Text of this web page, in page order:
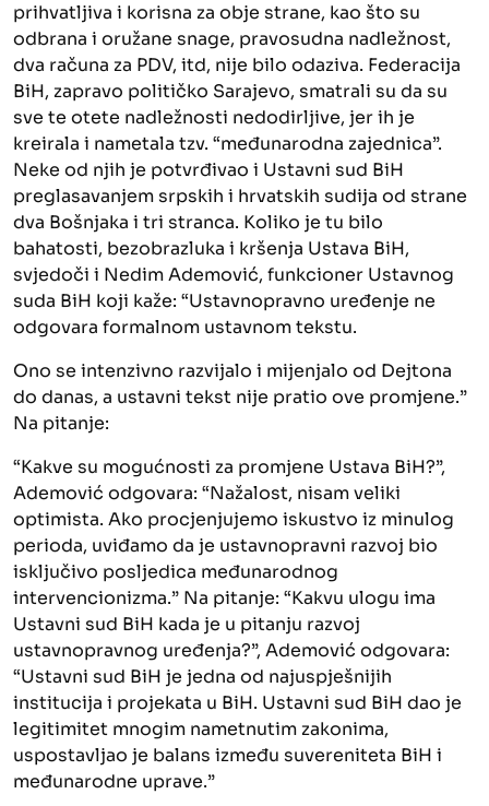
prihvatljiva i korisna za obje strane, kao što su
odbrana i oružane snage, pravosudna nadležnost,
dva računa za PDV, itd, nije bilo odaziva. Federacija
BiH, zapravo političko Sarajevo, smatrali su da su
sve te otete nadležnosti nedodirljive, jer ih je
kreirala i nametala tzv. “međunarodna zajednica”.
Neke od njih je potvrđivao i Ustavni sud BiH
preglasavanjem srpskih i hrvatskih sudija od strane
dva Bošnjaka i tri stranca. Koliko je tu bilo
bahatosti, bezobrazluka i kršenja Ustava BiH,
svjedoči i Nedim Ademović, funkcioner Ustavnog
suda BiH koji kaže: “Ustavnopravno uređenje ne
odgovara formalnom ustavnom tekstu.
Ono se intenzivno razvijalo i mijenjalo od Dejtona
do danas, a ustavni tekst nije pratio ove promjene.”
Na pitanje:
“Kakve su mogućnosti za promjene Ustava BiH?”,
Ademović odgovara: “Nažalost, nisam veliki
optimista. Ako procjenjujemo iskustvo iz minulog
perioda, uviđamo da je ustavnopravni razvoj bio
isključivo posljedica međunarodnog
intervencionizma.” Na pitanje: “Kakvu ulogu ima
Ustavni sud BiH kada je u pitanju razvoj
ustavnopravnog uređenja?”, Ademović odgovara:
“Ustavni sud BiH je jedna od najuspješnijih
institucija i projekata u BiH. Ustavni sud BiH dao je
legitimitet mnogim nametnutim zakonima,
uspostavljao je balans između suvereniteta BiH i
međunarodne uprave.”